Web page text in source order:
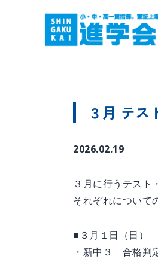
３月 テス
2026.02.19
３月に行うテスト
それぞれについて
■３月１日（日）
・新中３ 合格判